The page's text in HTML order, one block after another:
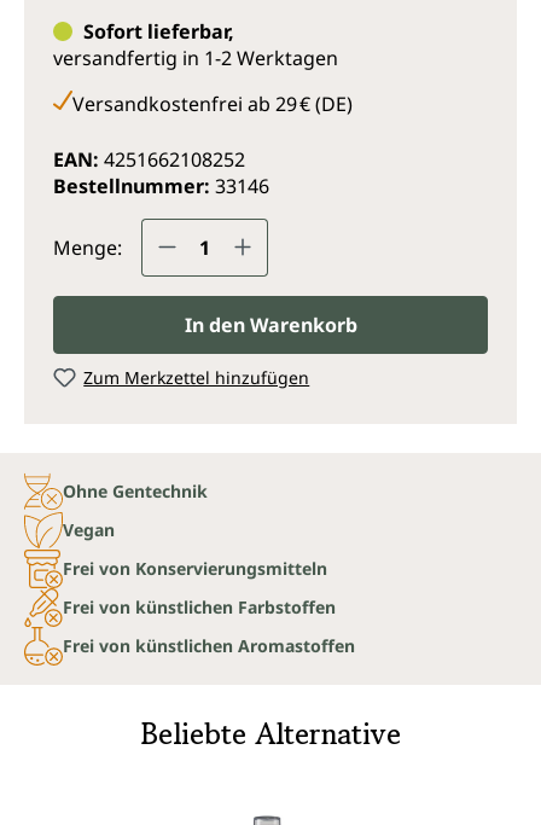
Sofort lieferbar,
versandfertig in 1-2 Werktagen
Versandkostenfrei ab 29 € (DE)
EAN: 4251662108252
Bestellnummer: 33146
Menge: Produkt Anzahl: Gib den
In den Warenkorb
Zum Merkzettel hinzufügen
Ohne Gentechnik
Vegan
Frei von Konservierungsmitteln
Frei von künstlichen Farbstoffen
Frei von künstlichen Aromastoffen
Beliebte Alternative